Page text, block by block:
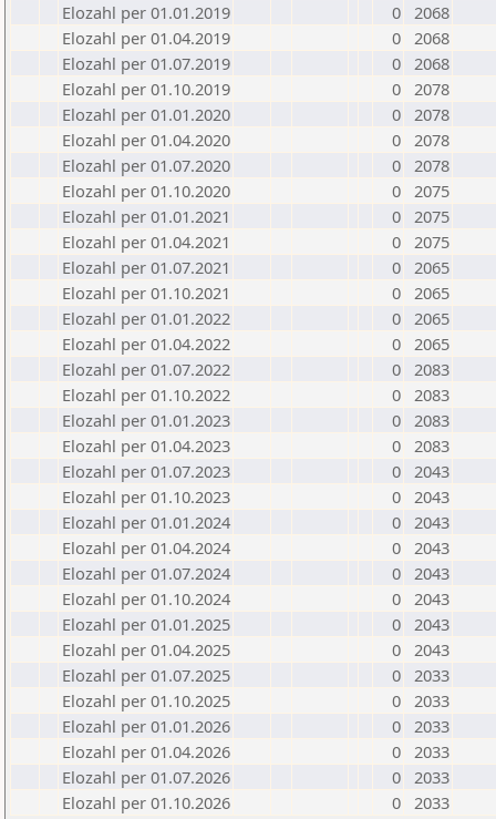
Elozahl per 01.01.2019
0 2068
Elozahl per 01.04.2019
0 2068
Elozahl per 01.07.2019
0 2068
Elozahl per 01.10.2019
0 2078
Elozahl per 01.01.2020
0 2078
Elozahl per 01.04.2020
0 2078
Elozahl per 01.07.2020
0 2078
Elozahl per 01.10.2020
0 2075
Elozahl per 01.01.2021
0 2075
Elozahl per 01.04.2021
0 2075
Elozahl per 01.07.2021
0 2065
Elozahl per 01.10.2021
0 2065
Elozahl per 01.01.2022
0 2065
Elozahl per 01.04.2022
0 2065
Elozahl per 01.07.2022
0 2083
Elozahl per 01.10.2022
0 2083
Elozahl per 01.01.2023
0 2083
Elozahl per 01.04.2023
0 2083
Elozahl per 01.07.2023
0 2043
Elozahl per 01.10.2023
0 2043
Elozahl per 01.01.2024
0 2043
Elozahl per 01.04.2024
0 2043
Elozahl per 01.07.2024
0 2043
Elozahl per 01.10.2024
0 2043
Elozahl per 01.01.2025
0 2043
Elozahl per 01.04.2025
0 2043
Elozahl per 01.07.2025
0 2033
Elozahl per 01.10.2025
0 2033
Elozahl per 01.01.2026
0 2033
Elozahl per 01.04.2026
0 2033
Elozahl per 01.07.2026
0 2033
Elozahl per 01.10.2026
0 2033